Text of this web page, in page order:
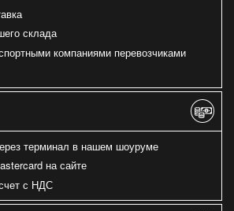
склада
компаниями перевозчиками
терминал в нашем шоуруме
на сайте
с НДС